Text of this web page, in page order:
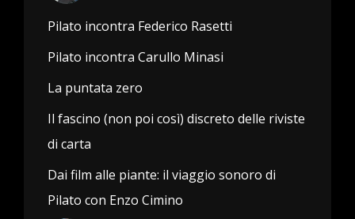
Pilato incontra Federico Rasetti
Pilato incontra Carullo Minasi
La puntata zero
Il fascino (non poi così) discreto delle riviste
di carta
Dai film alle piante: il viaggio sonoro di
Pilato con Enzo Cimino